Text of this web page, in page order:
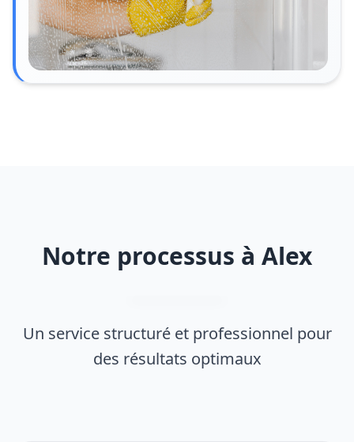
Notre processus à Alex
Un service structuré et professionnel pour
des résultats optimaux